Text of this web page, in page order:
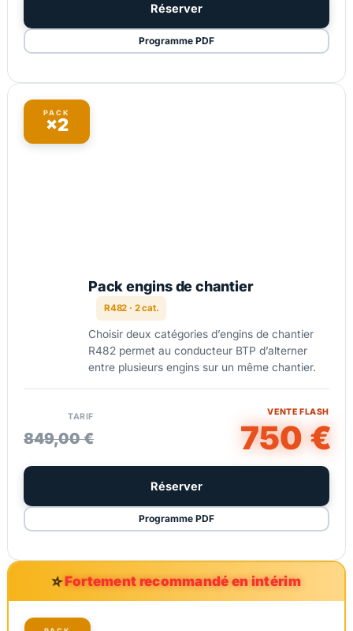
Réserver
Programme PDF
PACK
×2
Pack engins de chantier
R482 · 2 cat.
Choisir deux catégories d’engins de chantier
R482 permet au conducteur BTP d’alterner
entre plusieurs engins sur un même chantier.
TARIF
849,00 €
VENTE FLASH
750 €
Réserver
Programme PDF
⭐Fortement recommandé en intérim